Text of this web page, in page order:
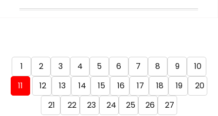
1 2 3 4 5 6 7 8 9
10
11
12 13 14 15 16 17 18 19
20
21
22 23 24 25 26 27